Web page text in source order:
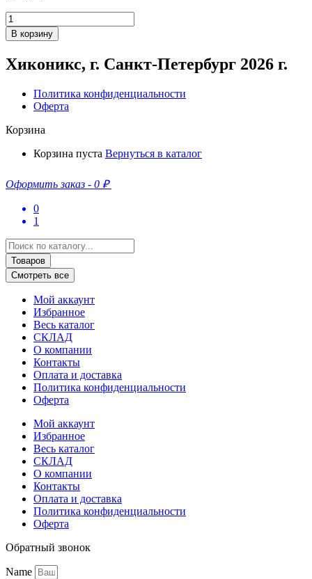
Количество
товара
Внутренний
тепловых
(воздух-
воздух)
18
/N8_21Y/in
В корзину
Хиконикс, г. Санкт-Петербург 2026 г.
Политика конфиденциальности
Оферта
Корзина
Корзина пуста Вернуться в каталог
Оформить заказ - 0 ₽
0
1
Search
...Товаров
Смотреть все
Мой аккаунт
Избранное
Весь каталог
СКЛАД
О компании
Контакты
Оплата и доставка
Политика конфиденциальности
Оферта
Мой аккаунт
Избранное
Весь каталог
СКЛАД
О компании
Контакты
Оплата и доставка
Политика конфиденциальности
Оферта
Обратный звонок
Name